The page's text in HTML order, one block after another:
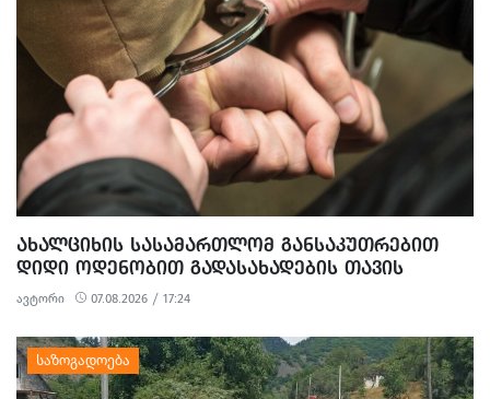
ᲐᲮᲐᲚᲪᲘᲮᲘᲡ ᲡᲐᲡᲐᲛᲐᲠᲗᲚᲝᲛ ᲒᲐᲜᲡᲐᲙᲣᲗᲠᲔᲑᲘᲗ
ᲓᲘᲓᲘ ᲝᲓᲔᲜᲝᲑᲘᲗ ᲒᲐᲓᲐᲡᲐᲮᲐᲓᲔᲑᲘᲡ ᲗᲐᲕᲘᲡ
ᲐᲠᲘᲓᲔᲑᲘᲡ, ᲓᲘᲓᲘ ᲝᲓᲔᲜᲝᲑᲘᲗ ᲗᲐᲦᲚᲘᲗᲝᲑᲘᲡ
ᲛᲪᲓᲔᲚᲝᲑᲘᲡ ᲓᲐ ᲛᲝᲢᲧᲣᲔᲑᲘᲗ ᲥᲝᲜᲔᲑᲠᲘᲕᲘ
ᲓᲐᲖᲘᲐᲜᲔᲑᲘᲡ ᲤᲐᲥᲢᲔᲑᲖᲔ 1 ᲞᲘᲠᲘ ᲓᲐᲛᲜᲐᲨᲐᲕᲔᲓ ᲪᲜᲝ
ავტორი 07.08.2026 / 17:24